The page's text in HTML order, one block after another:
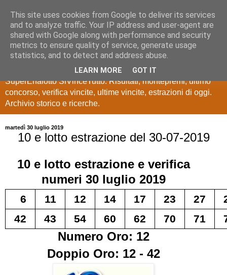
Estrazioni Lotto
SuperEnalotto
Ultime estrazioni di Lotto, SuperEnalotto, 10 e lotto,
SuperEnalotto SiVinceTutto. Risultati, montepremi, ultimo
concorso, verifica vincite, ultime vincite, estrazioni di oggi.
Archivio storico e ricerche.
martedì 30 luglio 2019
10 e lotto estrazione del 30-07-2019
10 e lotto estrazione e verifica
numeri 30 luglio 2019
6 11 12 14 17 23 27
42
43 54 60 62 70 71
Numero Oro: 12
Doppio Oro: 12 - 42
This site uses cookies from Google to deliver its services
and to analyze traffic. Your IP address and user-agent are
shared with Google along with performance and security
metrics to ensure quality of service, generate usage
statistics, and to detect and address abuse.
LEARN MORE GOT IT